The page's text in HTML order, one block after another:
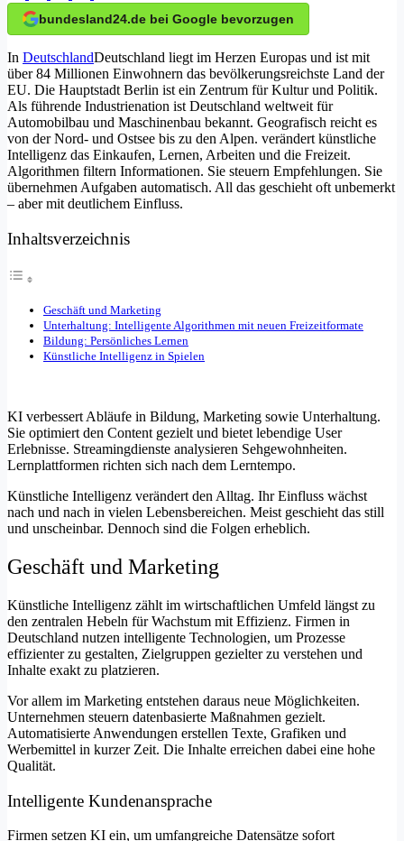
bundesland24.de bei Google bevorzugen
In DeutschlandDeutschland liegt im Herzen Europas und ist mit
über 84 Millionen Einwohnern das bevölkerungsreichste Land der
EU. Die Hauptstadt Berlin ist ein Zentrum für Kultur und Politik.
Als führende Industrienation ist Deutschland weltweit für
Automobilbau und Maschinenbau bekannt. Geografisch reicht es
von der Nord- und Ostsee bis zu den Alpen. verändert künstliche
Intelligenz das Einkaufen, Lernen, Arbeiten und die Freizeit.
Algorithmen filtern Informationen. Sie steuern Empfehlungen. Sie
übernehmen Aufgaben automatisch. All das geschieht oft unbemerkt
– aber mit deutlichem Einfluss.
Inhaltsverzeichnis
Geschäft und Marketing
Unterhaltung: Intelligente Algorithmen mit neuen Freizeitformate
Bildung: Persönliches Lernen
Künstliche Intelligenz in Spielen
KI verbessert Abläufe in Bildung, Marketing sowie Unterhaltung.
Sie optimiert den Content gezielt und bietet lebendige User
Erlebnisse. Streamingdienste analysieren Sehgewohnheiten.
Lernplattformen richten sich nach dem Lerntempo.
Künstliche Intelligenz verändert den Alltag. Ihr Einfluss wächst
nach und nach in vielen Lebensbereichen. Meist geschieht das still
und unscheinbar. Dennoch sind die Folgen erheblich.
Geschäft und Marketing
Künstliche Intelligenz zählt im wirtschaftlichen Umfeld längst zu
den zentralen Hebeln für Wachstum mit Effizienz. Firmen in
Deutschland nutzen intelligente Technologien, um Prozesse
effizienter zu gestalten, Zielgruppen gezielter zu verstehen und
Inhalte exakt zu platzieren.
Vor allem im Marketing entstehen daraus neue Möglichkeiten.
Unternehmen steuern datenbasierte Maßnahmen gezielt.
Automatisierte Anwendungen erstellen Texte, Grafiken und
Werbemittel in kurzer Zeit. Die Inhalte erreichen dabei eine hohe
Qualität.
Intelligente Kundenansprache
Firmen setzen KI ein, um umfangreiche Datensätze sofort